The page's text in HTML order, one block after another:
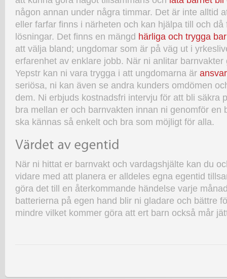
någon annan under några timmar. Det är inte alltid
eller farfar finns i närheten och kan hjälpa till och då
lösningar. Det finns en mängd härliga och trygga
att välja bland; ungdomar som är på väg ut i
erfarenhet av enklare jobb. När ni anlitar
Yepstr kan ni vara trygga i att ungdomarna är
seriösa, ni kan även se andra kunders omdömen
dem. Ni erbjuds kostnadsfri intervju för att bli säkra
bra mellan er och barnvakten innan ni genomför en
ska kännas så enkelt och bra som möjligt för alla.
När ni hittat er barnvakt och vardagshjälte kan du
vidare med att planera er alldeles egna egentid
göra det till en återkommande händelse varje
batterierna på egen hand blir ni gladare och bättre
mindre vilket kommer göra att ert barn också mår